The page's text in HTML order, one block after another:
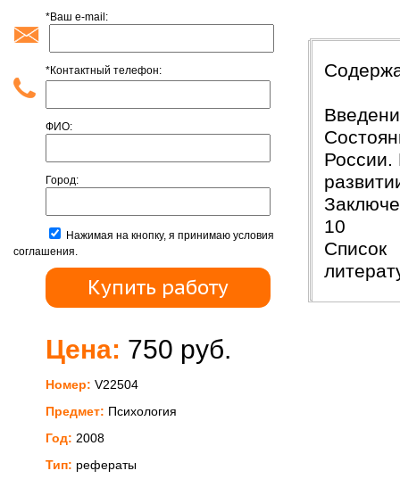
*Ваш e-mail:
*Контактный телефон:
ФИО:
Город:
Нажимая на кнопку, я принимаю условия
соглашения.
Цена: 750 руб.
Номер: V22504
Предмет: Психология
Год: 2008
Тип: рефераты
России.
10
Список